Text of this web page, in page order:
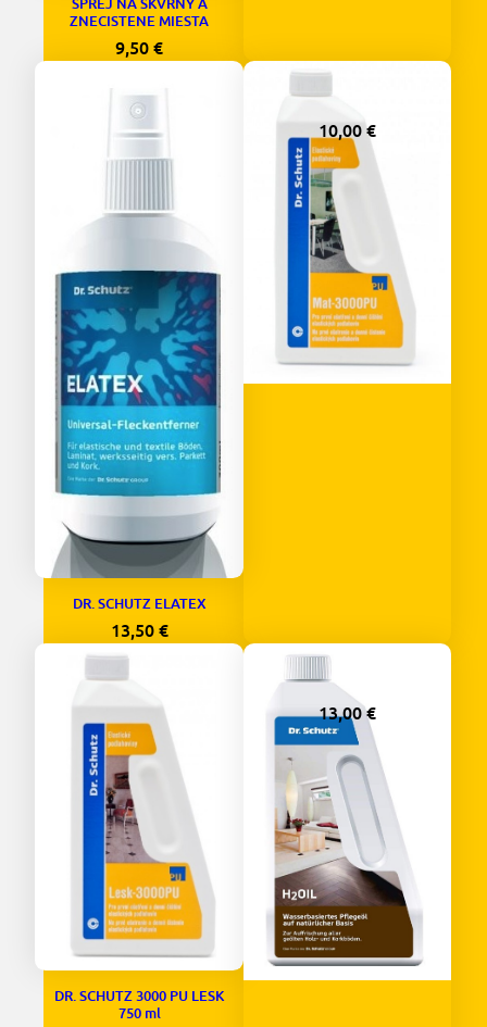
ZNECISTENE MIESTA
9,50€
10,00€
DR. SCHUTZ ELATEX
13,50 €
DR. SCHUTZ 3000 PU MAT
750 ml
13,00€
DR. SCHUTZ 3000 PU LESK
750 ml